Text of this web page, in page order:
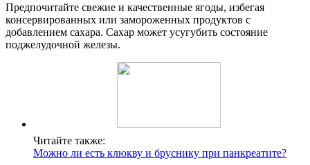
Предпочитайте свежие и качественные ягоды, избегая
консервированных или замороженных продуктов с
добавлением сахара. Сахар может усугубить состояние
поджелудочной железы.
Читайте также:
Можно ли есть клюкву и бруснику при панкреатите?